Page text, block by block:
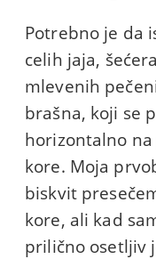
Potrebno je da
celih jaja,
mlevenih
brašna, koji se
horizontalno
kore. Moja
biskvit
kore, ali kad
prilično osetljiv